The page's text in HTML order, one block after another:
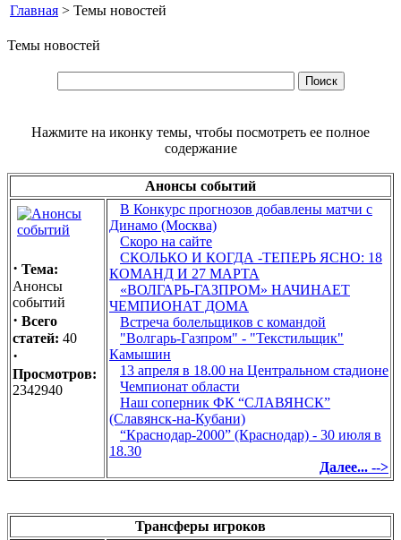
Главная > Темы новостей
Темы новостей
Нажмите на иконку темы, чтобы посмотреть ее полное
содержание
Анонсы событий
· Тема:
Анонсы
событий
· Всего
статей: 40
·
Просмотров:
2342940
В Конкурс прогнозов добавлены матчи с
Динамо (Москва)
Скоро на сайте
СКОЛЬКО И КОГДА -ТЕПЕРЬ ЯСНО: 18
КОМАНД И 27 МАРТА
«ВОЛГАРЬ-ГАЗПРОМ» НАЧИНАЕТ
ЧЕМПИОНАТ ДОМА
Встреча болельщиков с командой
"Волгарь-Газпром" - "Текстильщик"
Камышин
13 апреля в 18.00 на Центральном стадионе
Чемпионат области
Наш соперник ФК “СЛАВЯНСК”
(Славянск-на-Кубани)
“Краснодар-2000” (Краснодар) - 30 июля в
18.30
Далее... -->
Трансферы игроков